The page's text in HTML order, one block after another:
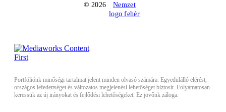
© 2026
Portfóliónk minőségi tartalmat jelent minden olvasó számára. Egyedülálló elérést,
országos lefedettséget és változatos megjelenési lehetőséget biztosít. Folyamatosan
keressük az új irányokat és fejlődési lehetőségeket. Ez jövőnk záloga.